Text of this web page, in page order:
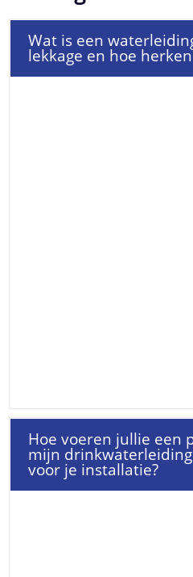
Wat is een
lekkage en hoe
Hoe voeren jullie een
mijn
voor je installatie?